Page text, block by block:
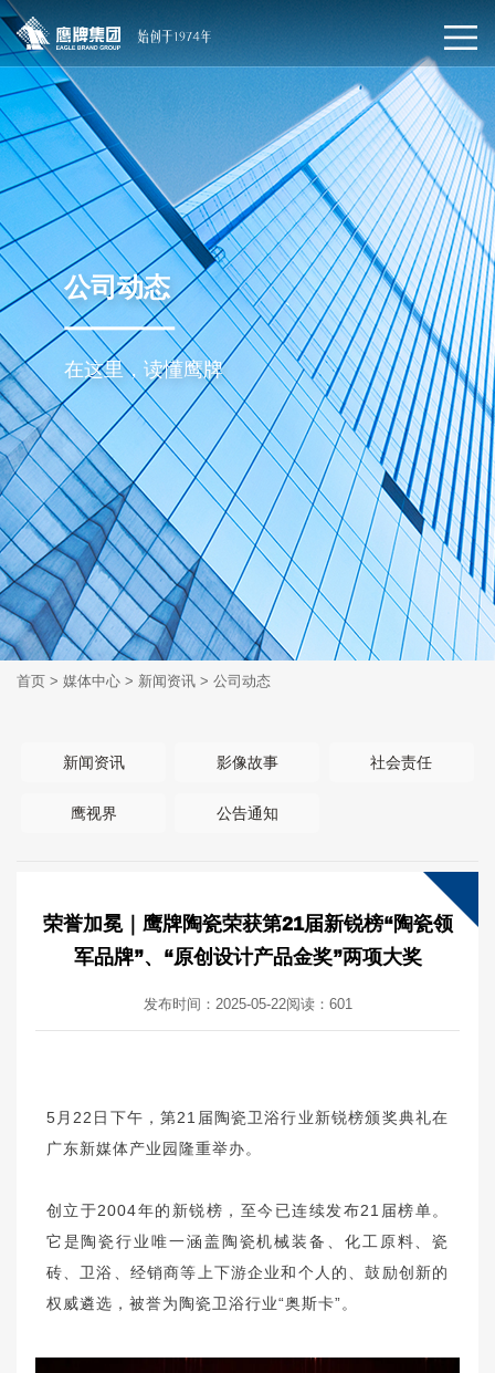
公司动态
在这里，读懂鹰牌
首页 > 媒体中心 > 新闻资讯 > 公司动态
新闻资讯 影像故事 社会责任
鹰视界 公告通知
荣誉加冕｜鹰牌陶瓷荣获第21届新锐榜“陶瓷领
军品牌”、“原创设计产品金奖”两项大奖
发布时间：2025-05-22阅读： 601
5月22日下午，第21届陶瓷卫浴行业新锐榜颁奖典礼在
广东新媒体产业园隆重举办。
创立于2004年的新锐榜，至今已连续发布21届榜单。
它是陶瓷行业唯一涵盖陶瓷机械装备、化工原料、瓷
砖、卫浴、经销商等上下游企业和个人的、鼓励创新的
权威遴选，被誉为陶瓷卫浴行业“奥斯卡”。